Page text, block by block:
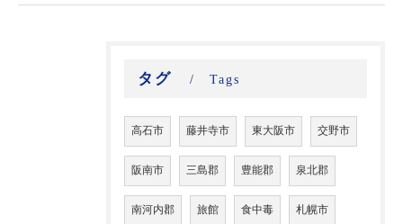
タグ Tags
高石市 藤井寺市 東大阪市 交野市
阪南市 三島郡 豊能郡 泉北郡
南河内郡 旅館 食中毒 札幌市